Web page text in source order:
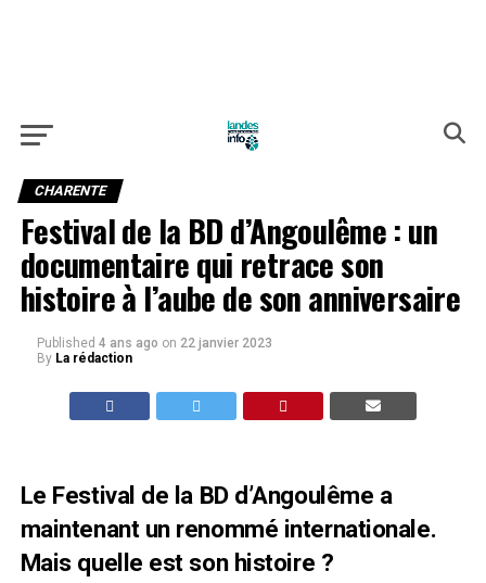
CHARENTE
Festival de la BD d’Angoulême : un
documentaire qui retrace son
histoire à l’aube de son anniversaire
Published 4 ans ago on 22 janvier 2023
By La rédaction
Le Festival de la BD d’Angoulême a
maintenant un renommé internationale.
Mais quelle est son histoire ?